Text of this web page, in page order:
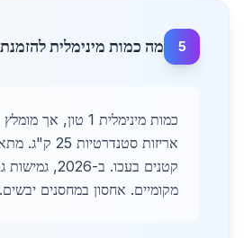
5 מה כמות מינימלית
אריזות
קטנים בעכו. ב-
מקומיים. אחסון במחסנים יבשים. (92